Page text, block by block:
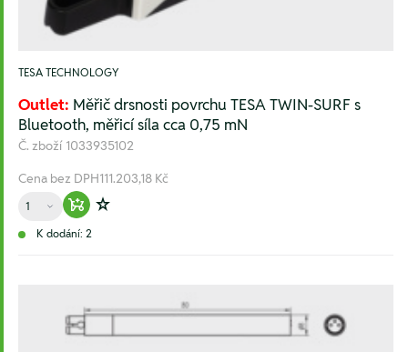
TESA TECHNOLOGY
Outlet: Měřič drsnosti povrchu TESA TWIN-SURF s
Bluetooth, měřicí síla cca 0,75 mN
Č. zboží 1033935102
Cena bez DPH111.203,18 Kč
Množství
Warenkorb hinzufügen
Zur Wunschliste hinzufügen
K dodání: 2